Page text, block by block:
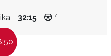
32:15 7